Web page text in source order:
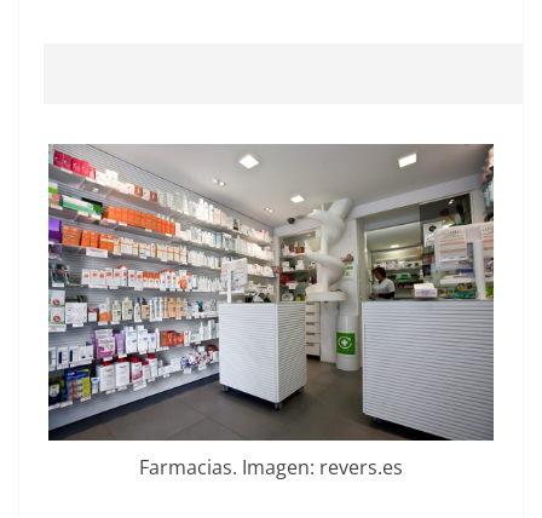
Farmacias. Imagen: revers.es